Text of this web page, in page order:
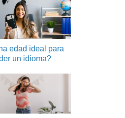
edad ideal para
un idioma?